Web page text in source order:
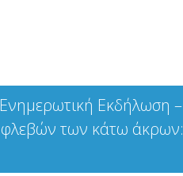
Ενημερωτική Εκδήλωση
φλεβών των κάτω